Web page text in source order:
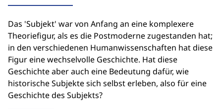
Das 'Subjekt' war von Anfang an eine komplexere
Theoriefigur, als es die Postmoderne zugestanden hat;
in den verschiedenen Humanwissenschaften hat diese
Figur eine wechselvolle Geschichte. Hat diese
Geschichte aber auch eine Bedeutung dafür, wie
historische Subjekte sich selbst erleben, also für eine
Geschichte des Subjekts?